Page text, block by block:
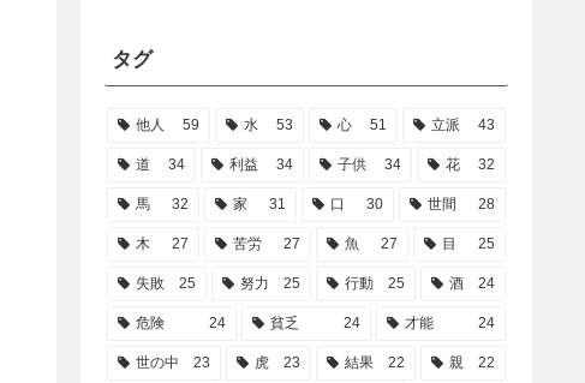
タグ
他人 59 水 53 心 51 立派 43
道 34 利益 34 子供 34 花 32
馬 32 家 31 口 30 世間 28
木 27 苦労 27 魚 27 目 25
失敗 25 努力 25 行動 25 酒 24
危険 24 貧乏 24 才能 24
世の中 23 虎 23 結果 22 親 22